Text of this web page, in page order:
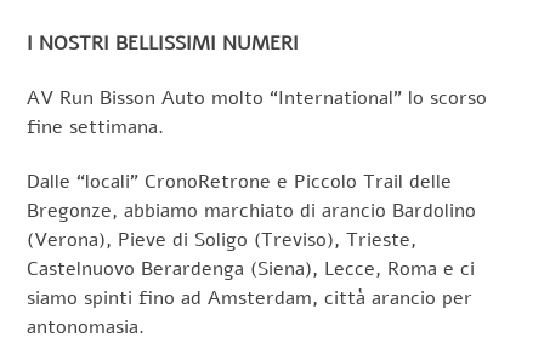
I NOSTRI BELLISSIMI NUMERI
AV Run Bisson Auto molto “International” lo scorso
fine settimana.
Dalle “locali” CronoRetrone e Piccolo Trail delle
Bregonze, abbiamo marchiato di arancio Bardolino
(Verona), Pieve di Soligo (Treviso), Trieste,
Castelnuovo Berardenga (Siena), Lecce, Roma e ci
siamo spinti fino ad Amsterdam, città arancio per
antonomasia.